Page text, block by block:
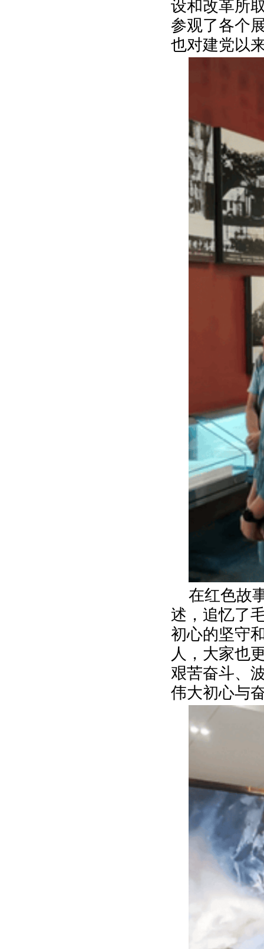
设和改革所
参观了各个
也对建党以
在红色故
述，追忆了
初心的坚守
人，大家也
艰苦奋斗、
伟大初心与